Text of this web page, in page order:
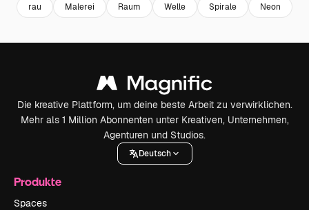
rau Malerei Raum Welle Spirale Neon
Die kreative Plattform, um deine beste Arbeit zu verwirklichen.
Mehr als 1 Million Abonnenten unter Kreativen, Unternehmen,
Agenturen und Studios.
Deutsch
Produkte
Spaces